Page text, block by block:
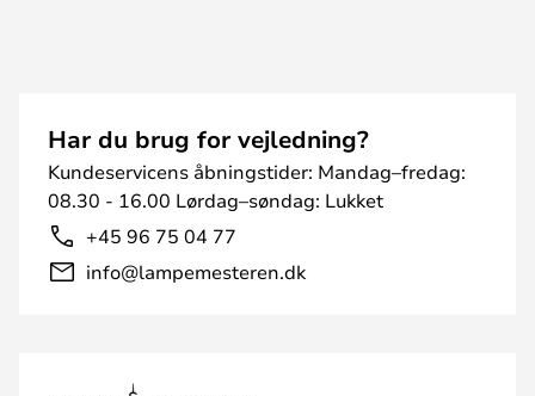
Har du brug for vejledning?
Kundeservicens åbningstider: Mandag–fredag:
08.30 - 16.00 Lørdag–søndag: Lukket
+45 96 75 04 77
info@lampemesteren.dk